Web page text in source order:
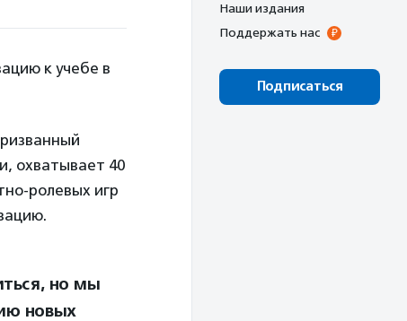
к учебе в
охватывает 40
ролевых игр
но мы
новых
Наши издания
Поддержать нас
Подписаться